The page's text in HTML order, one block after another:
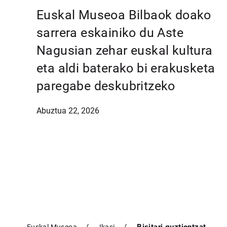
Euskal Museoa Bilbaok doako
sarrera eskainiko du Aste
Nagusian zehar euskal kultura
eta aldi baterako bi erakusketa
paregabe deskubritzeko
Abuztua 22, 2026